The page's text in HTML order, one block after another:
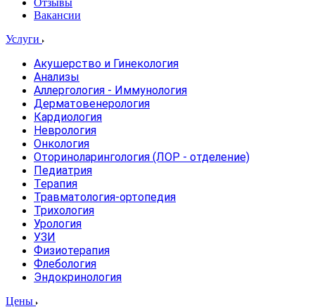
Отзывы
Вакансии
Услуги
Акушерство и Гинекология
Анализы
Аллергология - Иммунология
Дерматовенерология
Кардиология
Неврология
Онкология
Оториноларингология (ЛОР - отделение)
Педиатрия
Терапия
Травматология-ортопедия
Трихология
Урология
УЗИ
Физиотерапия
Флебология
Эндокринология
Цены